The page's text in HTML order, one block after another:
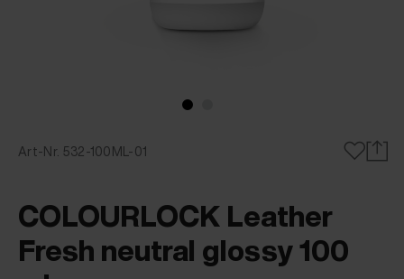
Art-Nr. 532-100ML-01
COLOURLOCK Leather
Fresh neutral glossy 100